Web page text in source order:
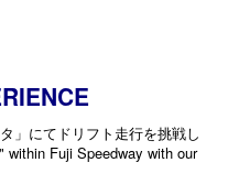
」にてドリフト走行を挑戦し
within Fuji Speedway with our